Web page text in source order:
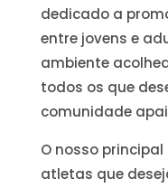
dedicado a
entre jovens e
ambiente
todos os que
comunidade
O nosso
atletas que